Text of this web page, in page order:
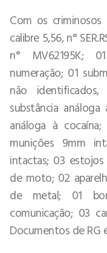
Com os
calibre 5,56, n°
n° MV62195K;
numeração; 01
não
substância
análoga à
munições 9mm
intactas; 03
de moto; 02
de metal; 01
comunicação; 03
Documentos de RG